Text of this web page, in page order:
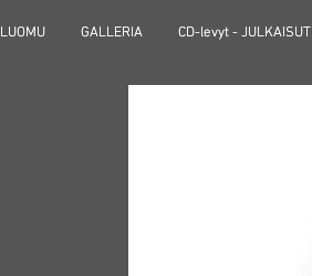
LUOMU GALLERIA CD-levyt - JULKAISUT
LUOMU GALLERIA CD-levyt - JULKAISUT